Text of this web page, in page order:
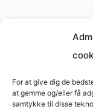
For at give dig de
at gemme og/eller få
samtykke til disse